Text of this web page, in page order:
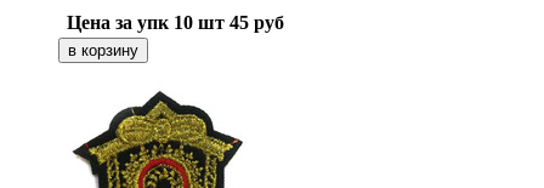
Цена за упк 10 шт 45 руб